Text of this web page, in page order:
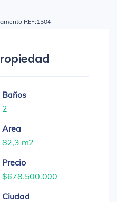
REF:1504
Baños
2
Area
82,3 m2
Precio
$678.500.000
Ciudad